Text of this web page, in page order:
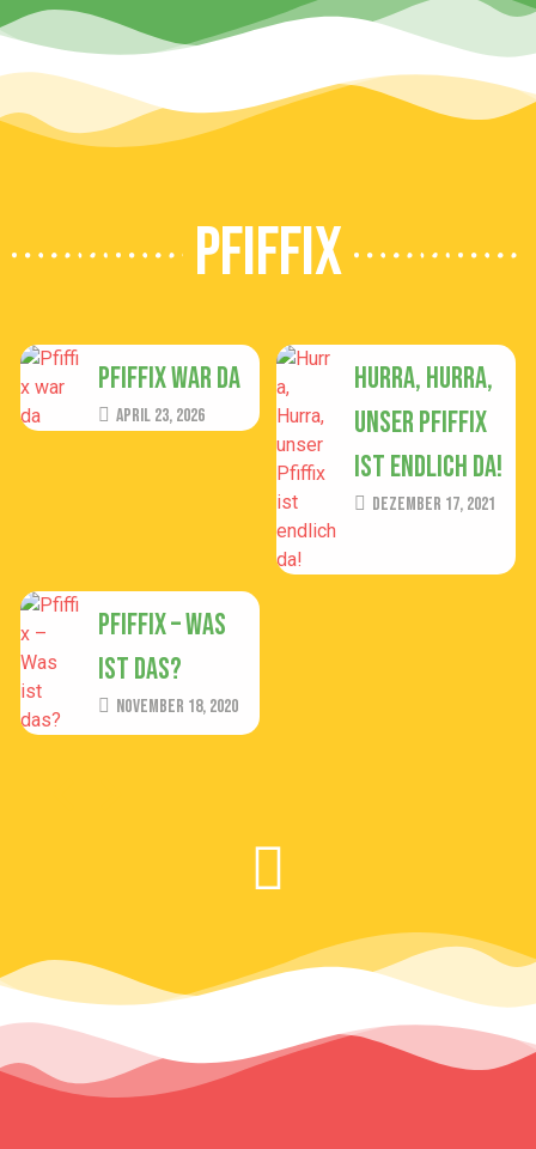
Pfiffix
Pfiffix war da
April 23, 2026
Hurra, Hurra,
unser Pfiffix
ist endlich da!
Dezember 17, 2021
Pfiffix – Was
ist das?
November 18, 2020